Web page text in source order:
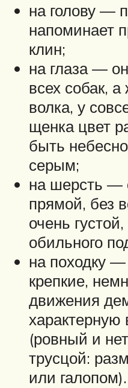
на голову —
напоминает
клин;
на глаза —
всех собак,
волка, у
щенка цвет
быть
серым;
на шерсть —
прямой, без
очень
обильного
на походку —
крепкие,
движения
характерную
(ровный и
трусцой:
или галопом).